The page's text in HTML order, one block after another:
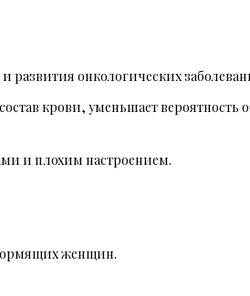
развития онкологических
крови, уменьшает вероятность
и плохим настроением.
женщин.